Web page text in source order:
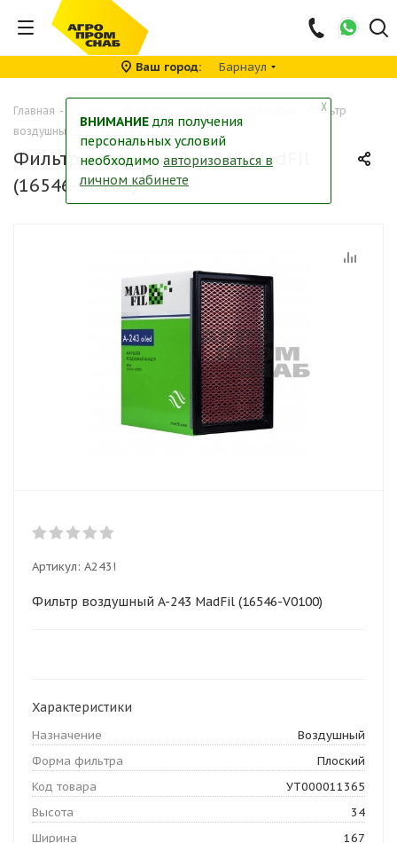
Ваш город Барнаул
Главная -
Фильтр
воздушный A-243 MadFil (16546-V0100)
Фильтр воздушный A-243 MadFil
(16546-V0100)
Артикул: A243!
Фильтр воздушный A-243 MadFil (16546-V0100)
Характеристики
Назначение
Воздушный
Форма фильтра
Плоский
Код товара
УТ000011365
Высота
34
Ширина
167
╳
ВНИМАНИЕ для получения
персональных условий
необходимо авторизоваться в
личном кабинете